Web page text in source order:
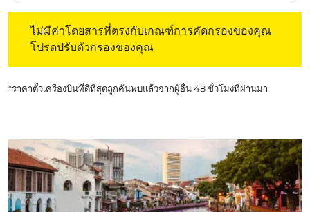
ไม่มีค่าโดยสารที่ตรงกับเกณฑ์การคัดกรองของคุณ
โปรดปรับตัวกรองของคุณ
*ราคาตั๋วเครื่องบินที่ดีที่สุดถูกค้นพบแล้วจากผู้อื่น 48 ชั่วโมงที่ผ่านมา